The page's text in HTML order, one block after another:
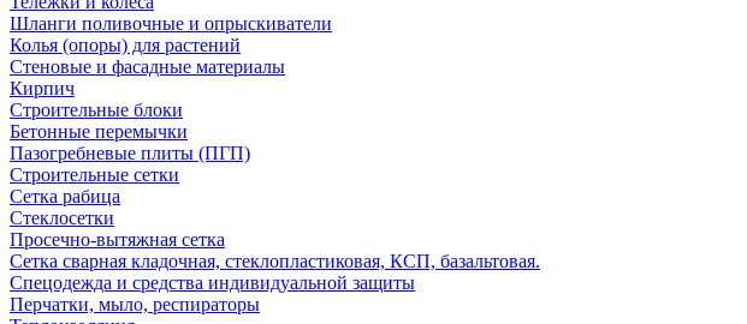
Шланги поливочные и опрыскиватели
Колья (опоры) для растений
Стеновые и фасадные материалы
Кирпич
Строительные блоки
Бетонные перемычки
Пазогребневые плиты (ПГП)
Строительные сетки
Сетка рабица
Стеклосетки
Просечно-вытяжная сетка
Сетка сварная кладочная, стеклопластиковая, КСП, базальтовая.
Спецодежда и средства индивидуальной защиты
Перчатки, мыло, респираторы